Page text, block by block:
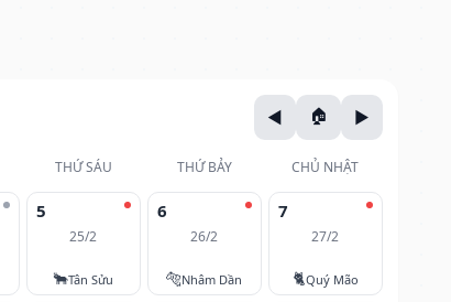
THỨ SÁU THỨ BẢY
CHỦ NHẬT
5
25/2
🐂Tân Sửu
6
26/2
🐅Nhâm Dần
7
27/2
🐈Quý Mão